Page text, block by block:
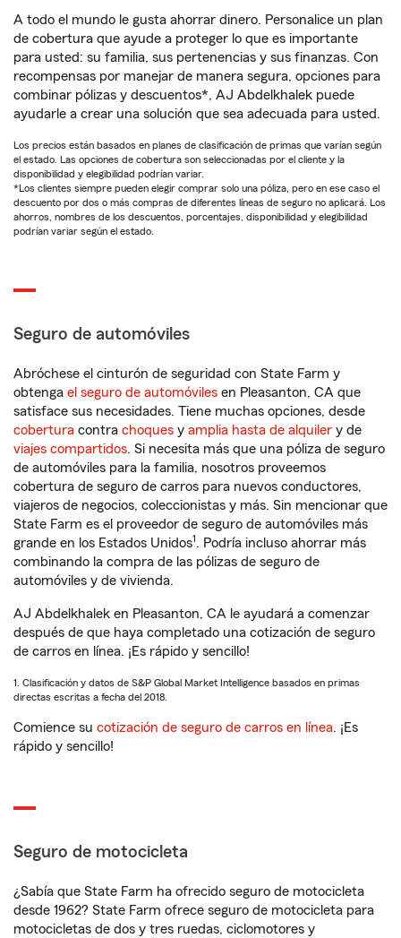
A todo el mundo le gusta ahorrar dinero. Personalice un plan
de cobertura que ayude a proteger lo que es importante
para usted: su familia, sus pertenencias y sus finanzas. Con
recompensas por manejar de manera segura, opciones para
combinar pólizas y descuentos*, AJ Abdelkhalek puede
ayudarle a crear una solución que sea adecuada para usted.
Los precios están basados en planes de clasificación de primas que varían según
el estado. Las opciones de cobertura son seleccionadas por el cliente y la
disponibilidad y elegibilidad podrían variar.
*Los clientes siempre pueden elegir comprar solo una póliza, pero en ese caso el
descuento por dos o más compras de diferentes líneas de seguro no aplicará. Los
ahorros, nombres de los descuentos, porcentajes, disponibilidad y elegibilidad
podrían variar según el estado.
Seguro de automóviles
Abróchese el cinturón de seguridad con State Farm y
obtenga el seguro de automóviles en Pleasanton, CA que
satisface sus necesidades. Tiene muchas opciones, desde
cobertura contra choques y amplia hasta de alquiler y de
viajes compartidos. Si necesita más que una póliza de seguro
de automóviles para la familia, nosotros proveemos
cobertura de seguro de carros para nuevos conductores,
viajeros de negocios, coleccionistas y más. Sin mencionar que
State Farm es el proveedor de seguro de automóviles más
grande en los Estados Unidos1 . Podría incluso ahorrar más
combinando la compra de las pólizas de seguro de
automóviles y de vivienda.
AJ Abdelkhalek en Pleasanton, CA le ayudará a comenzar
después de que haya completado una cotización de seguro
de carros en línea. ¡Es rápido y sencillo!
1. Clasificación y datos de S&P Global Market Intelligence basados en primas
directas escritas a fecha del 2018.
Comience su cotización de seguro de carros en línea. ¡Es
rápido y sencillo!
Seguro de motocicleta
¿Sabía que State Farm ha ofrecido seguro de motocicleta
desde 1962? State Farm ofrece seguro de motocicleta para
motocicletas de dos y tres ruedas, ciclomotores y